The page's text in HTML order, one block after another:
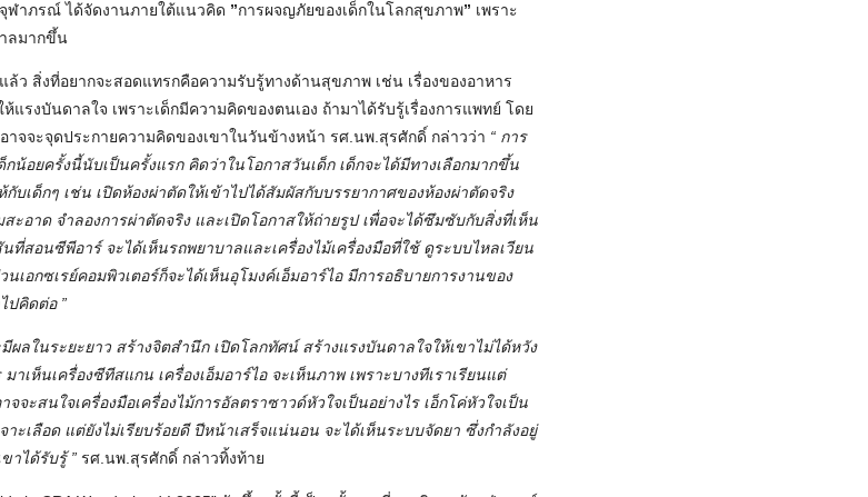
ฬาภรณ์ ได้จัดงานภายใต้แนวคิด ”การผจญภัยของเด็กในโลกสุขภาพ” เพราะ
ลมากขึ้น
ว สิ่งที่อยากจะสอดแทรกคือความรับรู้ทางด้านสุขภาพ เช่น เรื่องของอาหาร
แรงบันดาลใจ เพราะเด็กมีความคิดของตนเอง ถ้ามาได้รับรู้เรื่องการแพทย์ โดย
อาจจะจุดประกายความคิดของเขาในวันข้างหน้า รศ.นพ.สุรศักดิ์ กล่าวว่า “ การ
น้อยครั้งนี้นับเป็นครั้งแรก คิดว่าในโอกาสวันเด็ก เด็กจะได้มีทางเลือกมากขึ้น
บเด็กๆ เช่น เปิดห้องผ่าตัดให้เข้าไปได้สัมผัสกับบรรยากาศของห้องผ่าตัดจริง
สะอาด จำลองการผ่าตัดจริง และเปิดโอกาสให้ถ่ายรูป เพื่อจะได้ซึมซับกับสิ่งที่เห็น
ที่สอนซีพีอาร์ จะได้เห็นรถพยาบาลและเครื่องไม้เครื่องมือที่ใช้ ดูระบบไหลเวียน
อกซเรย์คอมพิวเตอร์ก็จะได้เห็นอุโมงค์เอ็มอาร์ไอ มีการอธิบายการงานของ
ปคิดต่อ ”
ผลในระยะยาว สร้างจิตสำนึก เปิดโลกทัศน์ สร้างแรงบันดาลใจให้เขาไม่ได้หวัง
าเห็นเครื่องซีทีสแกน เครื่องเอ็มอาร์ไอ จะเห็นภาพ เพราะบางทีเราเรียนแต่
จะสนใจเครื่องมือเครื่องไม้การอัลตราซาวด์หัวใจเป็นอย่างไร เอ็กโค่หัวใจเป็น
าะเลือด แต่ยังไม่เรียบร้อยดี ปีหน้าเสร็จแน่นอน จะได้เห็นระบบจัดยา ซึ่งกำลังอยู่
าได้รับรู้ ” รศ.นพ.สุรศักดิ์ กล่าวทิ้งท้าย